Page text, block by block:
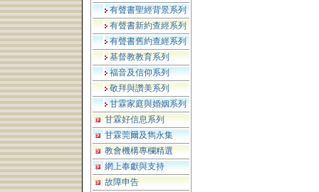
有聲書聖經背景系列
有聲書新約查經系列
有聲書舊約查經系列
基督教教育系列
福音及信仰系列
敬拜與讚美系列
甘霖家庭與婚姻系列
甘霖好信息系列
甘霖莞爾及雋永集
教會機構專欄精選
網上奉獻與支持
故障申告